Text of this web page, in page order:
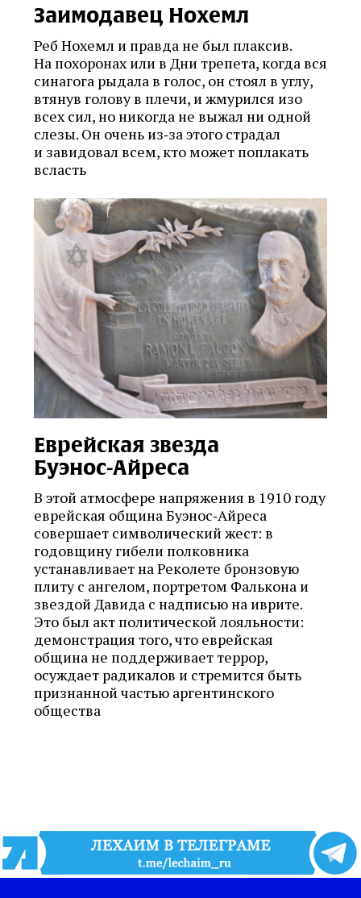
Заимодавец Нохемл
Реб Нохемл и правда не был плаксив.
На похоронах или в Дни трепета, когда вся
синагога рыдала в голос, он стоял в углу,
втянув голову в плечи, и жмурился изо
всех сил, но никогда не выжал ни одной
слезы. Он очень из‑за этого страдал
и завидовал всем, кто может поплакать
всласть
Еврейская звезда
Буэнос‑Айреса
В этой атмосфере напряжения в 1910 году
еврейская община Буэнос‑Айреса
совершает символический жест: в
годовщину гибели полковника
устанавливает на Реколете бронзовую
плиту с ангелом, портретом Фалькона и
звездой Давида с надписью на иврите.
Это был акт политической лояльности:
демонстрация того, что еврейская
община не поддерживает террор,
осуждает радикалов и стремится быть
признанной частью аргентинского
общества